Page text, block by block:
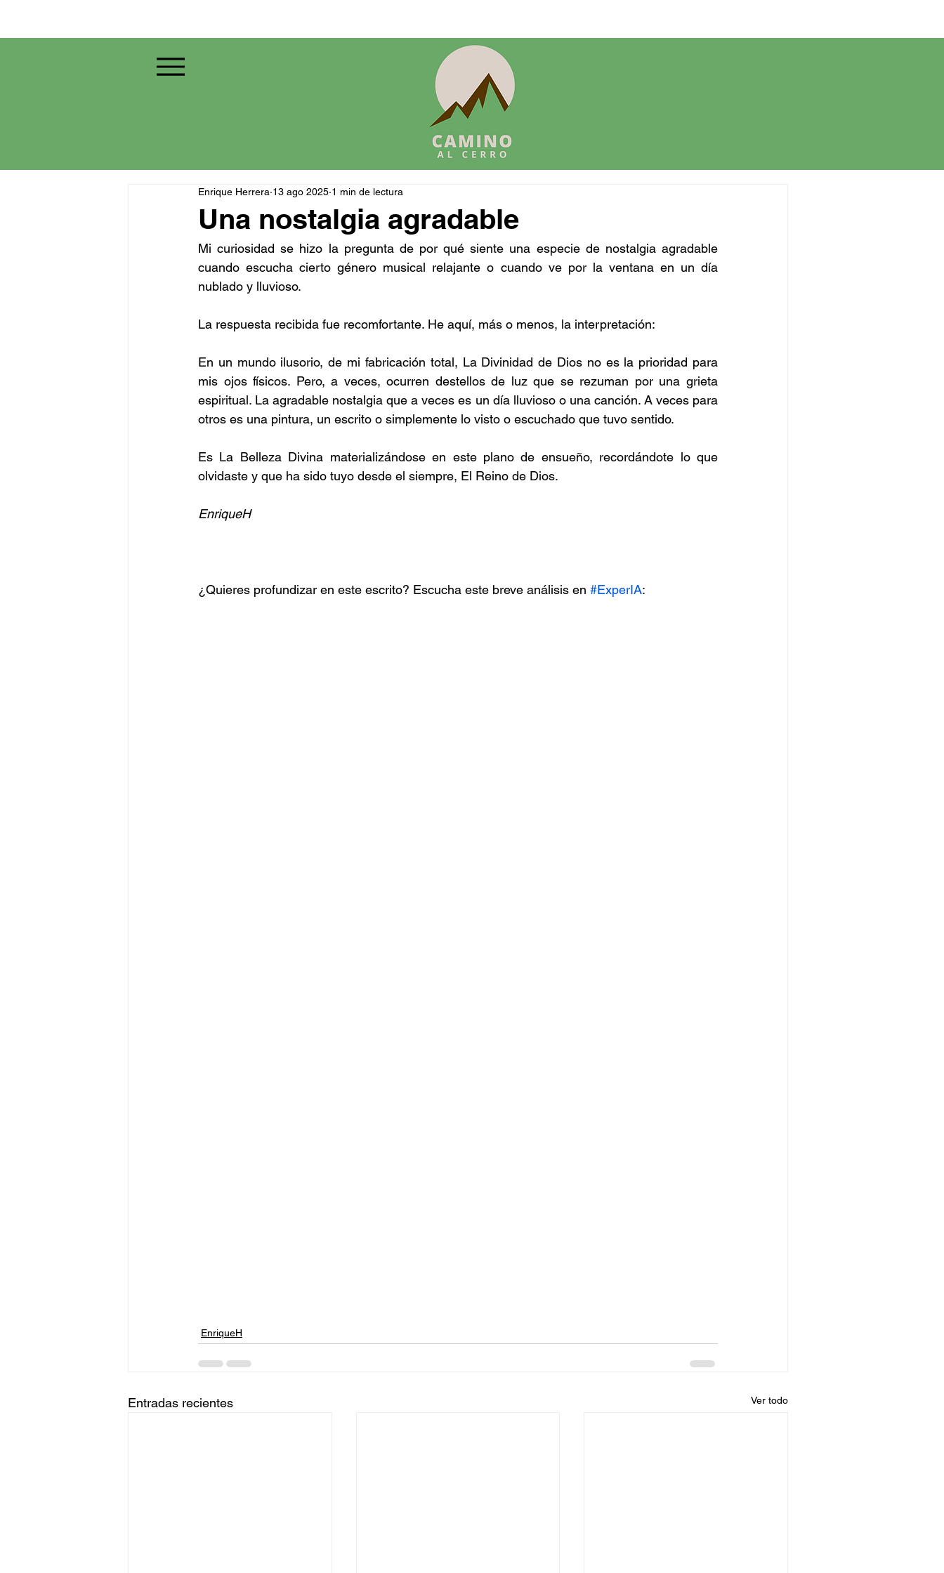
Una nostalgia agradable
Enrique Herrera 13 ago 2025 1 min de lectura
Mi curiosidad se hizo la pregunta de por qué siente una especie de nostalgia agradable
cuando escucha cierto género musical relajante o cuando ve por la ventana en un día
nublado y lluvioso.
La respuesta recibida fue recomfortante. He aquí, más o menos, la interpretación:
En un mundo ilusorio, de mi fabricación total, La Divinidad de Dios no es la prioridad para
mis ojos físicos. Pero, a veces, ocurren destellos de luz que se rezuman por una grieta
espiritual. La agradable nostalgia que a veces es un día lluvioso o una canción. A veces para
otros es una pintura, un escrito o simplemente lo visto o escuchado que tuvo sentido.
Es La Belleza Divina materializándose en este plano de ensueño, recordándote lo que
olvidaste y que ha sido tuyo desde el siempre, El Reino de Dios.
EnriqueH
¿Quieres profundizar en este escrito? Escucha este breve análisis en #ExperIA:
EnriqueH
Entradas recientes Ver todo